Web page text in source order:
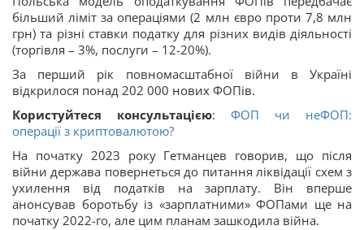
більший ліміт за операціями (2 млн євро проти 7,8 млн
грн) та різні ставки податку для різних видів діяльності
(торгівля – 3%, послуги – 12-20%).
За перший рік повномасштабної війни в Україні
відкрилося понад 202 000 нових ФОПів.
Користуйтеся консультацією: ФОП чи неФОП:
операції з криптовалютою?
На початку 2023 року Гетманцев говорив, що після
війни держава повернеться до питання ліквідації схем з
ухилення від податків на зарплату. Він вперше
анонсував боротьбу із «зарплатними» ФОПами ще на
початку 2022-го, але цим планам зашкодила війна.